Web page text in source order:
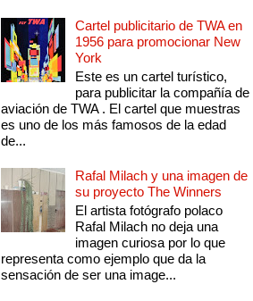
Cartel publicitario de TWA en
1956 para promocionar New
York
Este es un cartel turístico,
para publicitar la compañía de
aviación de TWA . El cartel que muestras
es uno de los más famosos de la edad
de...
Rafal Milach y una imagen de
su proyecto The Winners
El artista fotógrafo polaco
Rafal Milach no deja una
imagen curiosa por lo que
representa como ejemplo que da la
sensación de ser una image...